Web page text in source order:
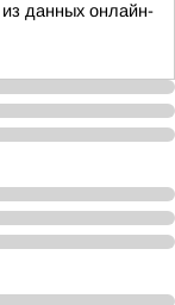
данных онлайн-